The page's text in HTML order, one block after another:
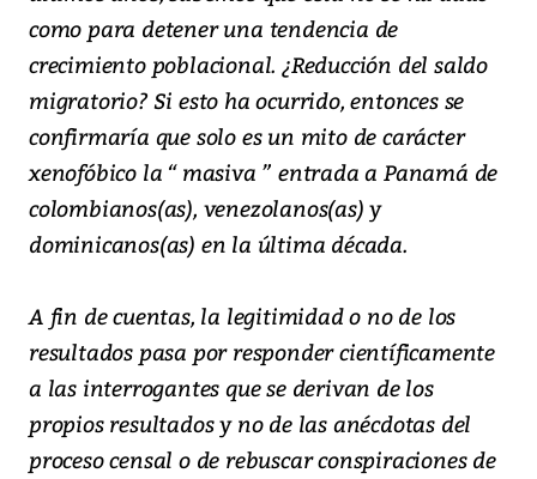
como para detener una tendencia de
crecimiento poblacional. ¿Reducción del saldo
migratorio? Si esto ha ocurrido, entonces se
confirmaría que solo es un mito de carácter
xenofóbico la “ masiva ” entrada a Panamá de
colombianos(as), venezolanos(as) y
dominicanos(as) en la última década.
A fin de cuentas, la legitimidad o no de los
resultados pasa por responder científicamente
a las interrogantes que se derivan de los
propios resultados y no de las anécdotas del
proceso censal o de rebuscar conspiraciones de